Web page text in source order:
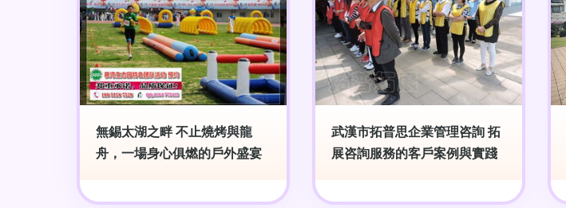
無錫太湖之畔 不止燒烤與龍
舟，一場身心俱燃的戶外盛宴
武漢市拓普思企業管理咨詢 拓
展咨詢服務的客戶案例與實踐